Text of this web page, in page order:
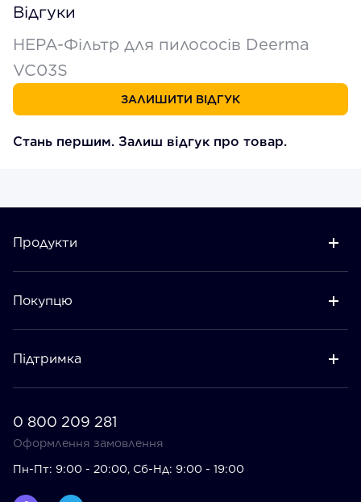
Відгуки
HEPA-Фільтр для пилососів Deerma
VC03S
ЗАЛИШИТИ ВІДГУК
Стань першим. Залиш відгук про товар.
Продукти
Покупцю
Підтримка
0 800 209 281
Оформлення замовлення
Пн-Пт: 9:00 - 20:00, Сб-Нд: 9:00 - 19:00